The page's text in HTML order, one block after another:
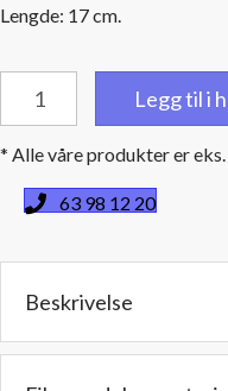
Lengde: 17 cm.
innsats
4"
10,16
Lengde:
cm
Legg til i
* Alle våre produkter er eks.
63 98 12 20
Beskrivelse